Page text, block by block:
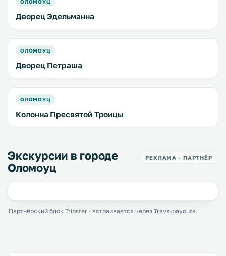
ОЛОМОУЦ
Дворец Эдельманна
ОЛОМОУЦ
Дворец Петраша
ОЛОМОУЦ
Колонна Пресвятой Троицы
Экскурсии в городе
Оломоуц
РЕКЛАМА · ПАРТНЁР
Партнёрский блок Tripster · встраивается через Travelpayouts.